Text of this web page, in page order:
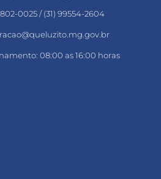
0025 / (31) 99554-2604
08:00 as 16:00 horas